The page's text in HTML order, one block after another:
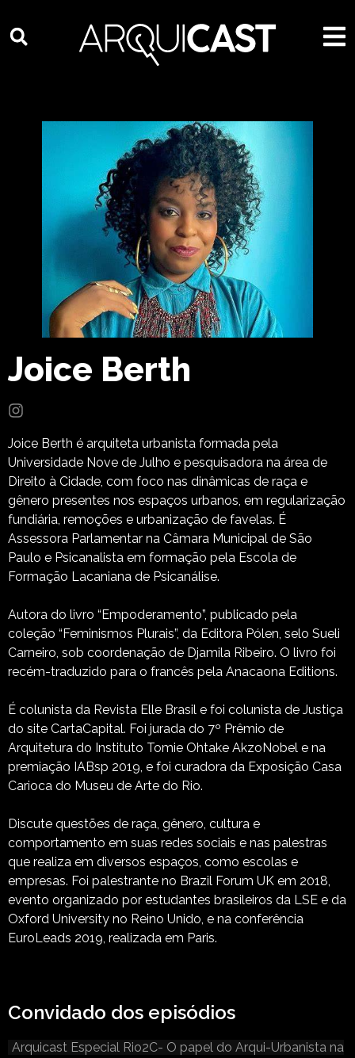
Joice Berth
Joice Berth é arquiteta urbanista formada pela
Universidade Nove de Julho e pesquisadora na área de
Direito à Cidade, com foco nas dinâmicas de raça e
gênero presentes nos espaços urbanos, em regularização
fundiária, remoções e urbanização de favelas. É
Assessora Parlamentar na Câmara Municipal de São
Paulo e Psicanalista em formação pela Escola de
Formação Lacaniana de Psicanálise.
Autora do livro “Empoderamento”, publicado pela
coleção “Feminismos Plurais”, da Editora Pólen, selo Sueli
Carneiro, sob coordenação de Djamila Ribeiro. O livro foi
recém-traduzido para o francês pela Anacaona Editions.
É colunista da Revista Elle Brasil e foi colunista de Justiça
do site CartaCapital. Foi jurada do 7º Prêmio de
Arquitetura do Instituto Tomie Ohtake AkzoNobel e na
premiação IABsp 2019, e foi curadora da Exposição Casa
Carioca do Museu de Arte do Rio.
Discute questões de raça, gênero, cultura e
comportamento em suas redes sociais e nas palestras
que realiza em diversos espaços, como escolas e
empresas. Foi palestrante no Brazil Forum UK em 2018,
evento organizado por estudantes brasileiros da LSE e da
Oxford University no Reino Unido, e na conferência
EuroLeads 2019, realizada em Paris.
Convidado dos episódios
Arquicast Especial Rio2C- O papel do Arqui-Urbanista na